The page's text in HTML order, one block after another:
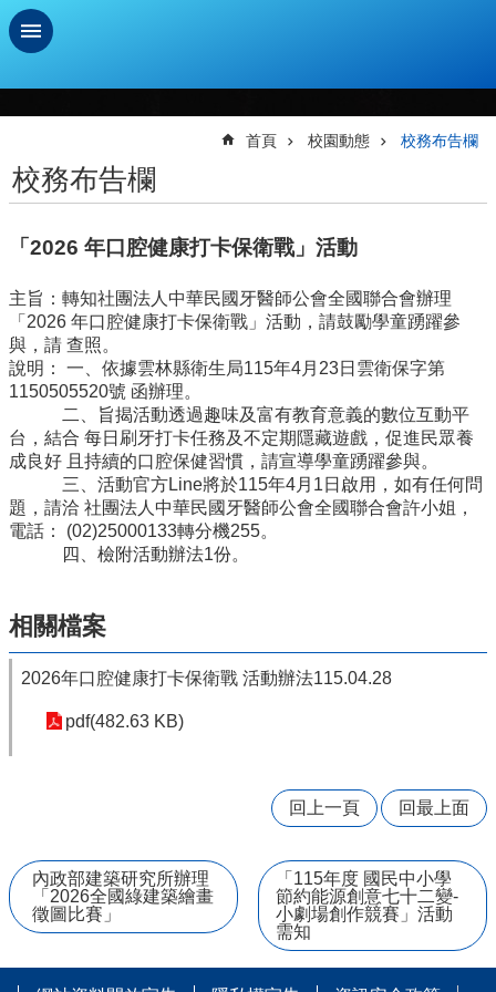
跳到主要內容區塊
學
扶
測
驗
新
生
訊
及
總
量
管
制
力
宇
教
學
自
我
檢
首頁 校園動態 校務布告欄
校務布告欄
「2026 年口腔健康打卡保衛戰」活動
主旨：轉知社團法人中華民國牙醫師公會全國聯合會辦理
「2026 年口腔健康打卡保衛戰」活動，請鼓勵學童踴躍參
與，請 查照。
說明： 一、依據雲林縣衛生局115年4月23日雲衛保字第
1150505520號 函辦理。
二、旨揭活動透過趣味及富有教育意義的數位互動平
台，結合 每日刷牙打卡任務及不定期隱藏遊戲，促進民眾養
成良好 且持續的口腔保健習慣，請宣導學童踴躍參與。
三、活動官方Line將於115年4月1日啟用，如有任何問
題，請洽 社團法人中華民國牙醫師公會全國聯合會許小姐，
電話： (02)25000133轉分機255。
四、檢附活動辦法1份。
相關檔案
2026年口腔健康打卡保衛戰 活動辦法115.04.28
pdf(482.63 KB)
回上一頁 回最上面
內政部建築研究所辦理
「2026全國綠建築繪畫
徵圖比賽」
「115年度 國民中小學
節約能源創意七十二變-
小劇場創作競賽」活動
需知